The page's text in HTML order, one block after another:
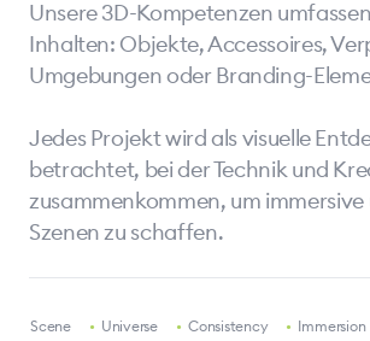
Unsere 3D-Kompetenzen
Inhalten: Objekte, Accessoires,
Umgebungen oder Branding-
Jedes Projekt wird als visuelle
betrachtet, bei der Technik und
zusammenkommen, um
Szenen zu schaffen.
•Scene • Universe •Consistency • Immersion